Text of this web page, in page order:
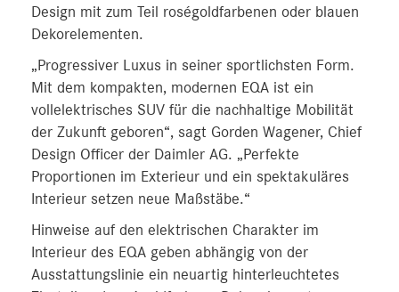
Design mit zum Teil roségoldfarbenen oder blauen
Dekorelementen.
„Progressiver Luxus in seiner sportlichsten Form.
Mit dem kompakten, modernen EQA ist ein
vollelektrisches SUV für die nachhaltige Mobilität
der Zukunft geboren“, sagt Gorden Wagener, Chief
Design Officer der Daimler AG. „Perfekte
Proportionen im Exterieur und ein spektakuläres
Interieur setzen neue Maßstäbe.“
Hinweise auf den elektrischen Charakter im
Interieur des EQA geben abhängig von der
Ausstattungslinie ein neuartig hinterleuchtetes